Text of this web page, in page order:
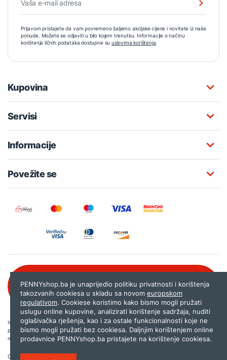
Prijavom pristajete da vam povremeno šaljemo akcijske cijene i novitete iz naše
ponude. Možete se odjaviti u bilo kojem trenutku. Informacije o načinu
korištenja ličnih podataka dostupne su uslovima korištenja.
Kupovina
Servisi
Informacije
Povežite se
080 020 261
Internet trgovina PENNYshop.ba nastoji objavljivati samo provjerene i pravilne
podatke. Ako na našoj stranici otkrijete neistinite, odnosno neadekvatne informacije,
molimo vas da nam to javite nashop@pennyplus.com .
Copyright © 2026.
PENNYshop.ba je unaprijedio politiku privatnosti i korištenja
takozvanih cookiesa u skladu sa novom europskom
regulativom. Cookiese koristimo kako bismo mogli pružati
uslugu online kupovine, analizirati korištenje sadržaja, nuditi
oglašivačka rješenja, kao i za ostale funkcionalnosti koje ne
bismo mogli pružati bez cookiesa. Daljnjim korištenjem online
prodavnice PENNYshop.ba pristajete na korištenje cookiesa.